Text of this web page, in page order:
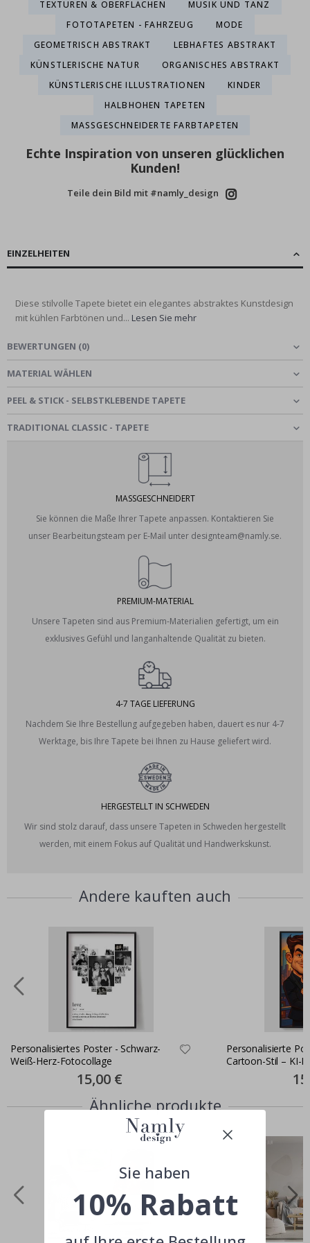
TEXTUREN & OBERFLÄCHEN
MUSIK UND TANZ
FOTOTAPETEN - FAHRZEUG
MODE
GEOMETRISCH ABSTRAKT
LEBHAFTES ABSTRAKT
KÜNSTLERISCHE NATUR
ORGANISCHES ABSTRAKT
KÜNSTLERISCHE ILLUSTRATIONEN
KINDER
HALBHOHEN TAPETEN
MASSGESCHNEIDERTE FARBTAPETEN
Echte Inspiration von unseren glücklichen
Kunden!
Teile dein Bild mit #namly_design
EINZELHEITEN
Diese stilvolle Tapete bietet ein elegantes abstraktes Kunstdesign
mit kühlen Farbtönen und... Lesen Sie mehr
BEWERTUNGEN (0)
MATERIAL WÄHLEN
PEEL & STICK - SELBSTKLEBENDE TAPETE
TRADITIONAL CLASSIC - TAPETE
MASSGESCHNEIDERT
Sie können die Maße Ihrer Tapete anpassen. Kontaktieren Sie
unser Bearbeitungsteam per E-Mail unter designteam@namly.se.
PREMIUM-MATERIAL
Unsere Tapeten sind aus Premium-Materialien gefertigt, um ein
exklusives Gefühl und langanhaltende Qualität zu bieten.
4-7 TAGE LIEFERUNG
Nachdem Sie Ihre Bestellung aufgegeben haben, dauert es nur 4-7
Werktage, bis Ihre Tapete bei Ihnen zu Hause geliefert wird.
HERGESTELLT IN SCHWEDEN
Wir sind stolz darauf, dass unsere Tapeten in Schweden hergestellt
werden, mit einem Fokus auf Qualität und Handwerkskunst.
Andere kauften auch
Personalisiertes Poster - Schwarz-
Weiß-Herz-Fotocollage
Special
Price
15,00 €
Personalisierte
Cartoon-Stil – KI-
Ähnliche produkte
Sie haben
10% Rabatt